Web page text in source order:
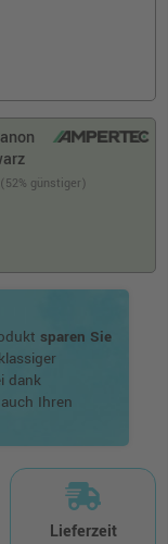
günstiger)
sparen Sie
dank
Ihren
Lieferzeit